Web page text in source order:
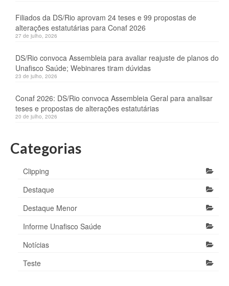
Filiados da DS/Rio aprovam 24 teses e 99 propostas de
alterações estatutárias para Conaf 2026
27 de julho, 2026
DS/Rio convoca Assembleia para avaliar reajuste de planos do
Unafisco Saúde; Webinares tiram dúvidas
23 de julho, 2026
Conaf 2026: DS/Rio convoca Assembleia Geral para analisar
teses e propostas de alterações estatutárias
20 de julho, 2026
Categorias
Clipping
Destaque
Destaque Menor
Informe Unafisco Saúde
Notícias
Teste